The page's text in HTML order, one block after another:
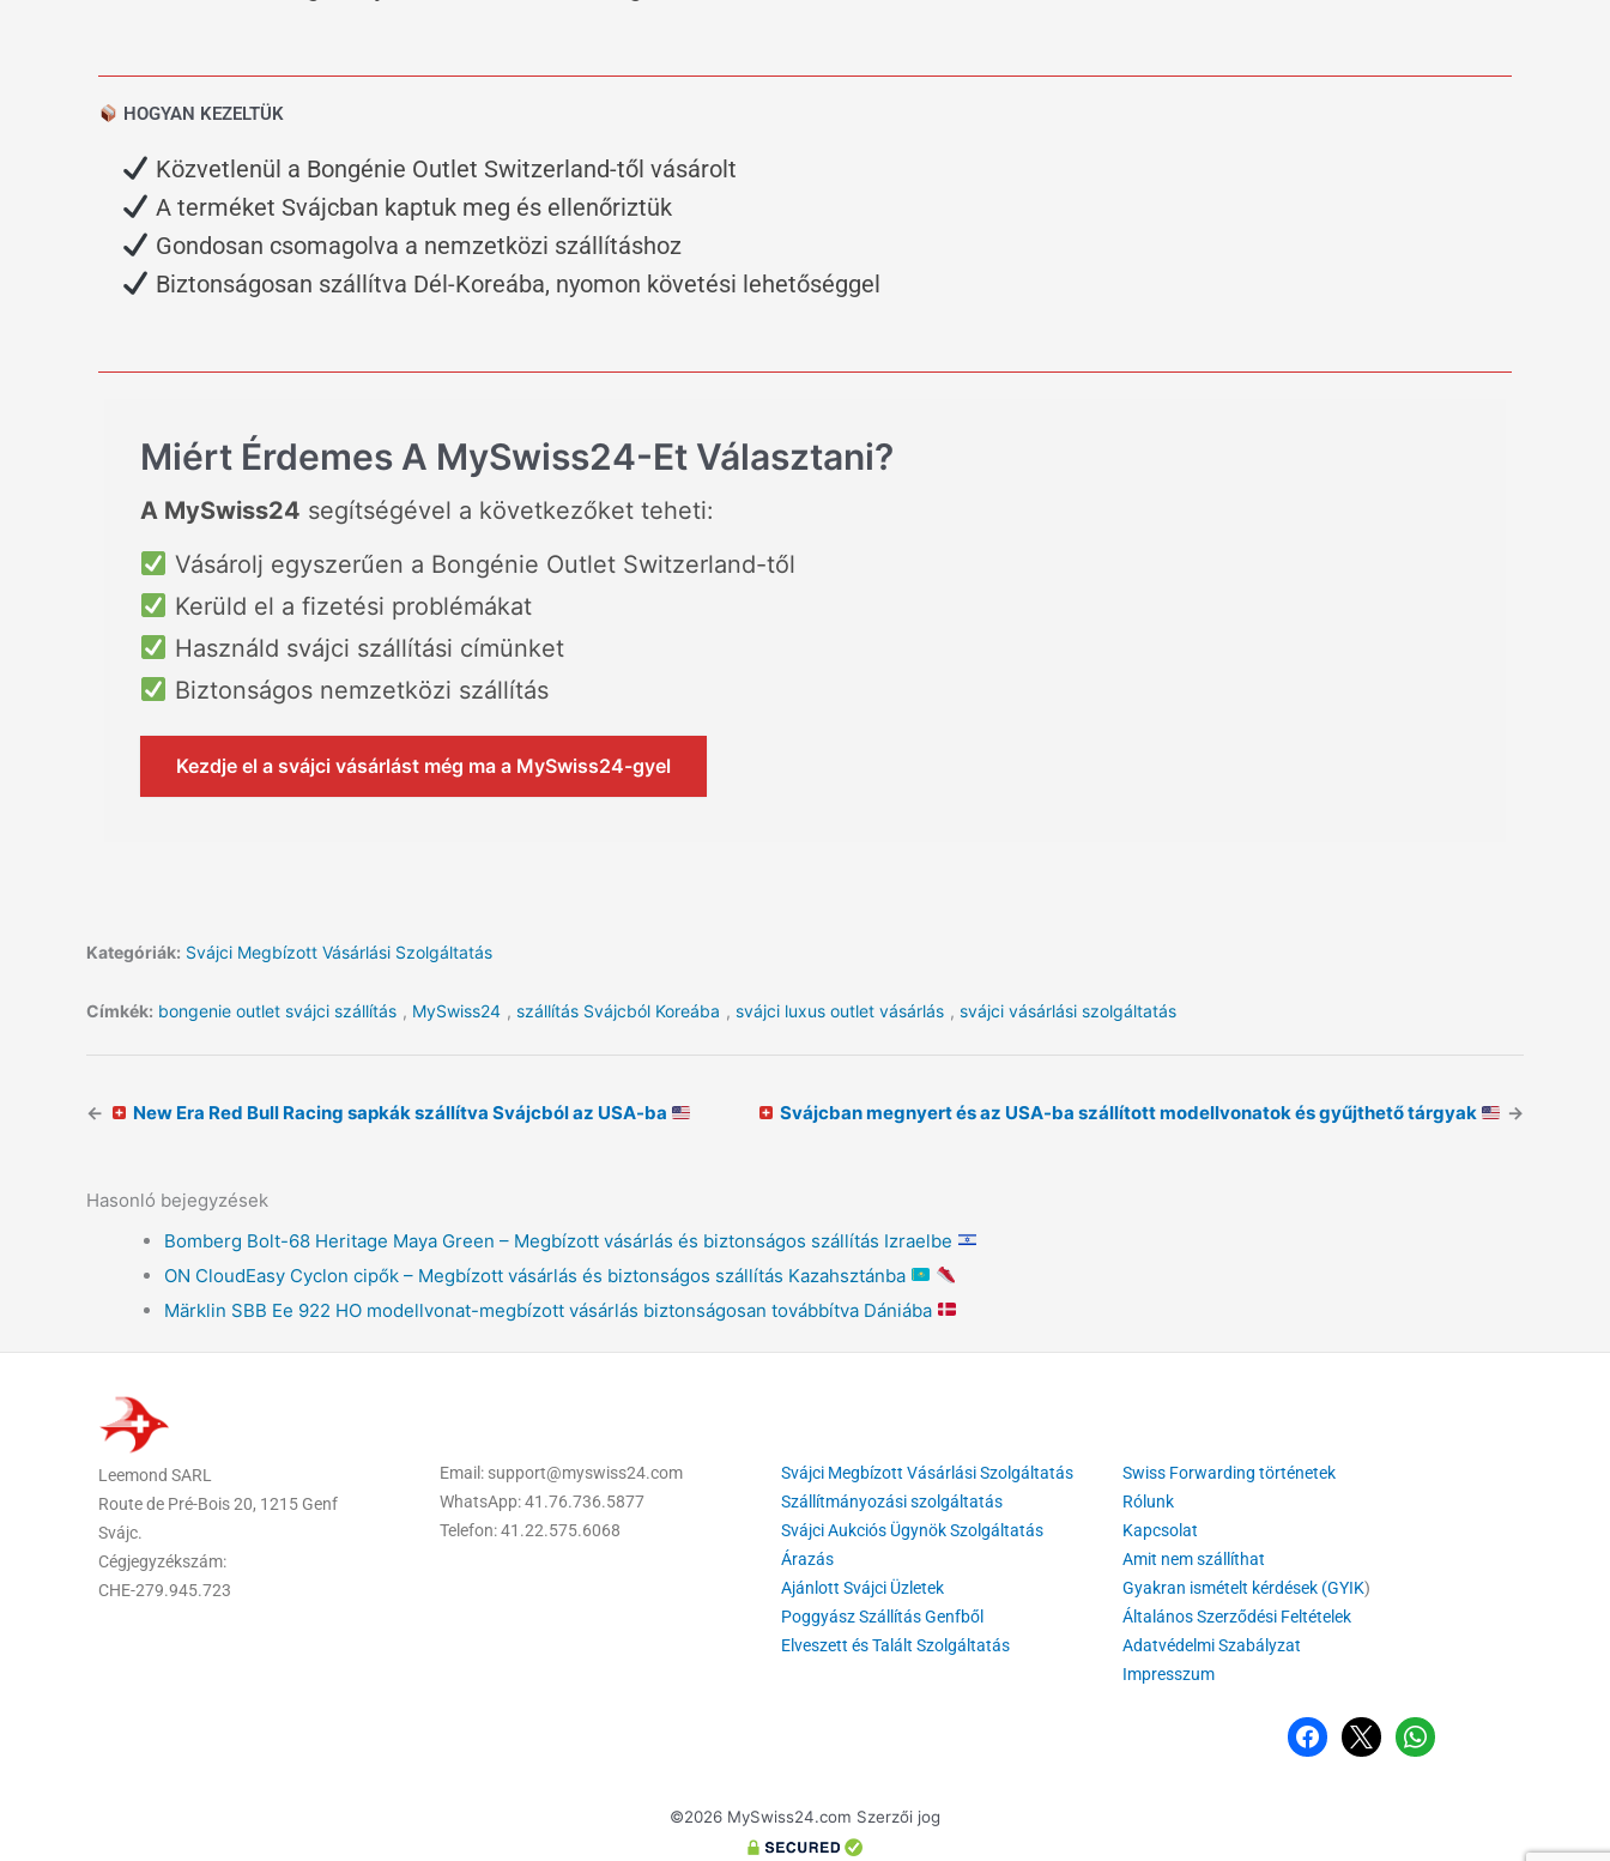
HOGYAN KEZELTÜK
Közvetlenül a Bongénie Outlet Switzerland-től vásárolt
A terméket Svájcban kaptuk meg és ellenőriztük
Gondosan csomagolva a nemzetközi szállításhoz
Biztonságosan szállítva Dél-Koreába, nyomon követési lehetőséggel
Miért Érdemes A MySwiss24-Et Választani?
A MySwiss24 segítségével a következőket teheti:
Vásárolj egyszerűen a Bongénie Outlet Switzerland-től
Kerüld el a fizetési problémákat
Használd svájci szállítási címünket
Biztonságos nemzetközi szállítás
Kezdje el a svájci vásárlást még ma a MySwiss24-gyel
Kategóriák: Svájci Megbízott Vásárlási Szolgáltatás
Címkék: bongenie outlet svájci szállítás , MySwiss24 , szállítás Svájcból Koreába , svájci luxus outlet vásárlás , svájci vásárlási szolgáltatás
← New Era Red Bull Racing sapkák szállítva Svájcból az USA-ba Svájcban megnyert és az USA-ba szállított modellvonatok és gyűjthető tárgyak →
Hasonló bejegyzések
Bomberg Bolt-68 Heritage Maya Green – Megbízott vásárlás és biztonságos szállítás Izraelbe
ON CloudEasy Cyclon cipők – Megbízott vásárlás és biztonságos szállítás Kazahsztánba
Märklin SBB Ee 922 HO modellvonat-megbízott vásárlás biztonságosan továbbítva Dániába
Leemond SARL
Route de Pré-Bois 20, 1215 Genf
Svájc.
Cégjegyzékszám:
CHE-279.945.723
Email: support@myswiss24.com
WhatsApp: 41.76.736.5877
Telefon: 41.22.575.6068
Svájci Megbízott Vásárlási Szolgáltatás
Szállítmányozási szolgáltatás
Svájci Aukciós Ügynök Szolgáltatás
Árazás
Ajánlott Svájci Üzletek
Poggyász Szállítás Genfből
Elveszett és Talált Szolgáltatás
Swiss Forwarding történetek
Rólunk
Kapcsolat
Amit nem szállíthat
Gyakran ismételt kérdések (GYIK)
Általános Szerződési Feltételek
Adatvédelmi Szabályzat
Impresszum
Facebook
x WhatsApp
©2026 MySwiss24.com Szerzői jog